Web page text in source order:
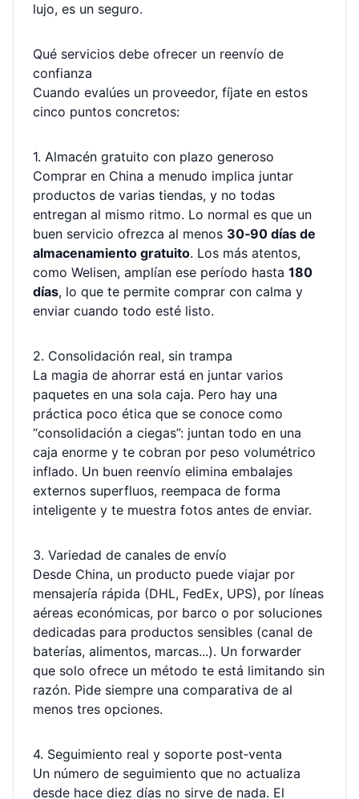
lujo, es un seguro.
Qué servicios debe ofrecer un reenvío de
confianza
Cuando evalúes un proveedor, fíjate en estos
cinco puntos concretos:
1. Almacén gratuito con plazo generoso
Comprar en China a menudo implica juntar
productos de varias tiendas, y no todas
entregan al mismo ritmo. Lo normal es que un
buen servicio ofrezca al menos 30‑90 días de
almacenamiento gratuito. Los más atentos,
como Welisen, amplían ese período hasta 180
días, lo que te permite comprar con calma y
enviar cuando todo esté listo.
2. Consolidación real, sin trampa
La magia de ahorrar está en juntar varios
paquetes en una sola caja. Pero hay una
práctica poco ética que se conoce como
“consolidación a ciegas”: juntan todo en una
caja enorme y te cobran por peso volumétrico
inflado. Un buen reenvío elimina embalajes
externos superfluos, reempaca de forma
inteligente y te muestra fotos antes de enviar.
3. Variedad de canales de envío
Desde China, un producto puede viajar por
mensajería rápida (DHL, FedEx, UPS), por líneas
aéreas económicas, por barco o por soluciones
dedicadas para productos sensibles (canal de
baterías, alimentos, marcas...). Un forwarder
que solo ofrece un método te está limitando sin
razón. Pide siempre una comparativa de al
menos tres opciones.
4. Seguimiento real y soporte post‑venta
Un número de seguimiento que no actualiza
desde hace diez días no sirve de nada. El